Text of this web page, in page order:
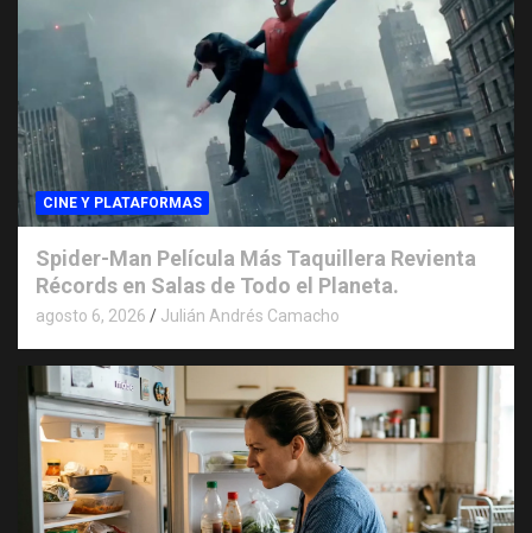
CINE Y PLATAFORMAS
Spider-Man Película Más Taquillera Revienta
Récords en Salas de Todo el Planeta.
agosto 6, 2026 Julián Andrés Camacho